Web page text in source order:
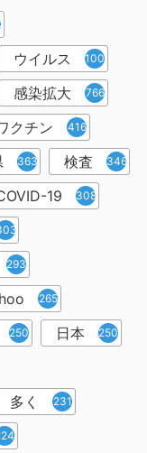
ウイルス 1001
感染拡大 766
クチン 416
363 検査 346
19 308
293
265
250 日本 250
多く 231